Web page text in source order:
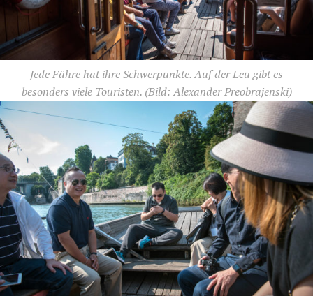
Jede Fähre hat ihre Schwerpunkte. Auf der Leu gibt es
besonders viele Touristen. (Bild: Alexander Preobrajenski)